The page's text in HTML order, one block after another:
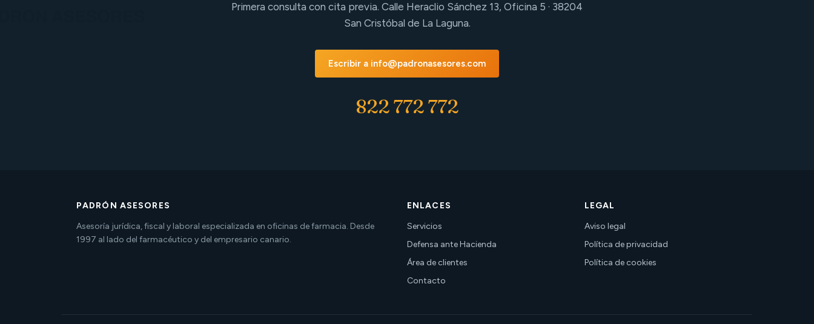
Primera consulta con cita previa. Calle Heraclio Sánchez 13, Oficina 5 · 38204
San Cristóbal de La Laguna.
Escribir a info@padronasesores.com
822 772 772
PADRÓN ASESORES
Asesoría jurídica, fiscal y laboral especializada en oficinas de farmacia. Desde
1997 al lado del farmacéutico y del empresario canario.
ENLACES
Servicios
Defensa ante Hacienda
Área de clientes
Contacto
LEGAL
Aviso legal
Política de privacidad
Política de cookies